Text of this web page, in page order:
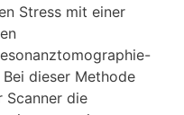
Stress mit einer
Bei dieser Methode
Scanner die